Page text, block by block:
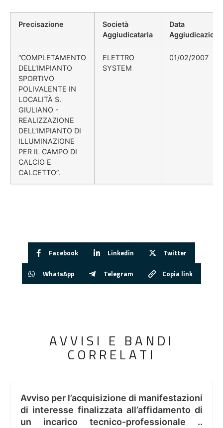
Precisazione
Società
Aggiudicataria
Data
Aggiudicazione
“COMPLETAMENTO
DELL’IMPIANTO
SPORTIVO
POLIVALENTE IN
LOCALITÀ S.
GIULIANO -
REALIZZAZIONE
DELL’IMPIANTO DI
ILLUMINAZIONE
PER IL CAMPO DI
CALCIO E
CALCETTO”.
ELETTRO
SYSTEM
01/02/2007
Facebook Linkedin Twitter
WhatsApp Telegram Copia link
AVVISI E BANDI
CORRELATI
Avviso per l’acquisizione di manifestazioni
di interesse finalizzata all’affidamento di
un incarico tecnico-professionale ..